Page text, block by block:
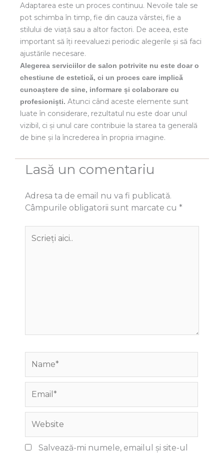
Adaptarea este un proces continuu. Nevoile tale se
pot schimba în timp, fie din cauza vârstei, fie a
stilului de viață sau a altor factori. De aceea, este
important să îți reevaluezi periodic alegerile și să faci
ajustările necesare.
Alegerea serviciilor de salon potrivite nu este doar o
chestiune de estetică, ci un proces care implică
cunoaștere de sine, informare și colaborare cu
profesioniști. Atunci când aceste elemente sunt
luate în considerare, rezultatul nu este doar unul
vizibil, ci și unul care contribuie la starea ta generală
de bine și la încrederea în propria imagine.
Lasă un comentariu
Adresa ta de email nu va fi publicată.
Câmpurile obligatorii sunt marcate cu *
aici..
Salvează-mi numele, emailul și site-ul